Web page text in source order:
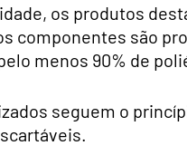
os produtos
componentes são
menos 90% de
seguem o